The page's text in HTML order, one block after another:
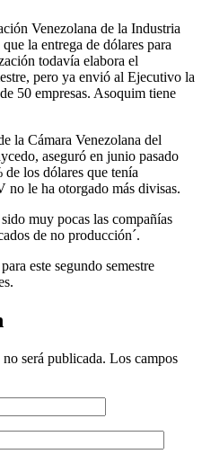
Venezolana de la Industria
la entrega de dólares para
todavía elabora el
pero ya envió al Ejecutivo la
50 empresas. Asoquim tiene
la Cámara Venezolana del
aseguró en junio pasado
los dólares que tenía
no le ha otorgado más divisas.
muy pocas las compañías
de no producción´.
este segundo semestre
será publicada. Los campos